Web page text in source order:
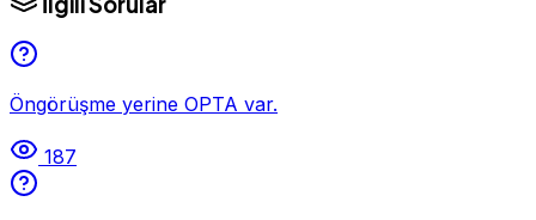
Öngörüşme yerine OPTA var.
187